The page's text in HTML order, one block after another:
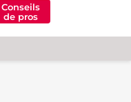
Conseils
de pros